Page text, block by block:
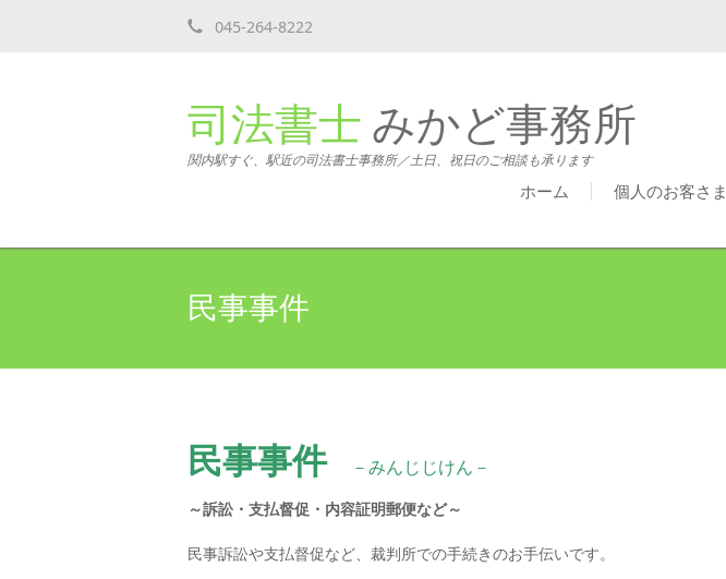
045-264-8222
司法書士 みかど事務所
関内駅すぐ、駅近の司法書士事務所／土日、祝日のご相談も承ります
ホーム 個人のお客さま
民事事件
民事事件 －みんじじけん－
～訴訟・支払督促・内容証明郵便など～
民事訴訟や支払督促など、裁判所での手続きのお手伝いです。